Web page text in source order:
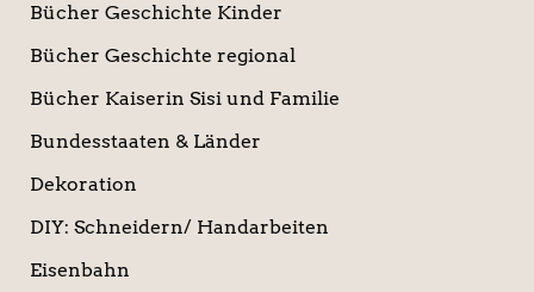
Bücher Geschichte Kinder
Bücher Geschichte regional
Bücher Kaiserin Sisi und Familie
Bundesstaaten & Länder
Dekoration
DIY: Schneidern/ Handarbeiten
Eisenbahn